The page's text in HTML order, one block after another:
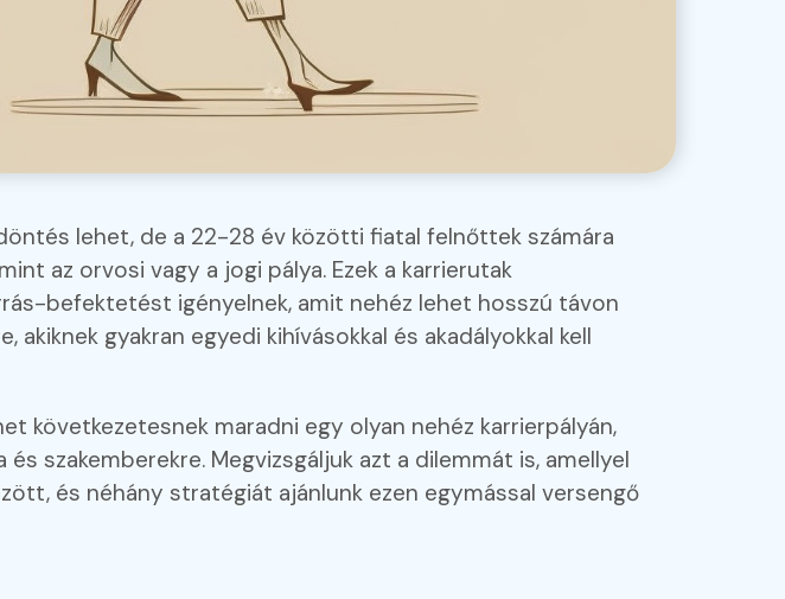
lehet, de a 22-28 év közötti fiatal felnőttek számára
az orvosi vagy a jogi pálya. Ezek a karrierutak
befektetést igényelnek, amit nehéz lehet hosszú távon
gyakran egyedi kihívásokkal és akadályokkal kell
következetesnek maradni egy olyan nehéz karrierpályán,
szakemberekre. Megvizsgáljuk azt a dilemmát is, amellyel
és néhány stratégiát ajánlunk ezen egymással versengő